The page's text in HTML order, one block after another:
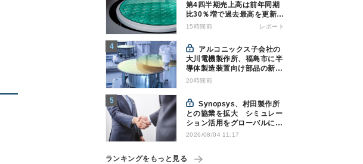
第4四半期売上高は前年同期
比30％増で過去最高を更新、
NAND関連が好調
15時間前 レポート
大川電機製作所、福島市に半
導体製造装置向け部品の新工
場建設を決定
20時間前
Synopsys、村田製作所
との協業を拡大 シミュレー
ション活用をグローバルに支
援
2026/08/04 11:17
ランキングをもっと見る